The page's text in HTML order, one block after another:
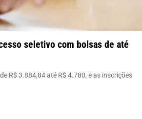
seletivo com bolsas de até
R$ 3.884,84 até R$ 4.780, e as inscrições